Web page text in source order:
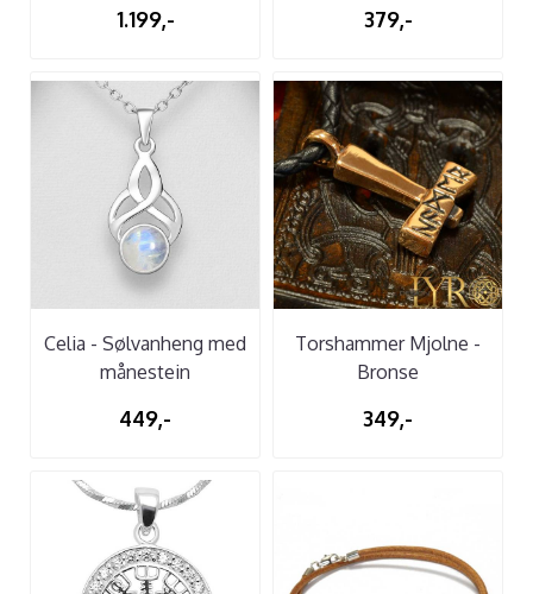
1.199,- 379,-
Celia - Sølvanheng med
månestein
449,-
Torshammer Mjolne -
Bronse
349,-